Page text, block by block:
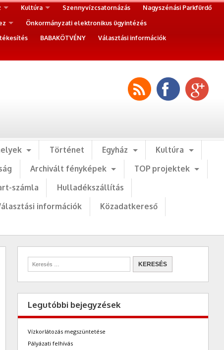
Kultúra Szennyvízcsatornázás
Nagyszénási Parkfürdő
Önkormányzati elektronikus ügyintézés
BABAKÖTVÉNY
Választási információk
Történet Egyház
Kultúra
Archivált fényképek
TOP projektek
számla
Hulladékszállítás
információk
Közadatkereső
Legutóbbi bejegyzések
Vízkorlátozás megszüntetése
Pályázati felhívás